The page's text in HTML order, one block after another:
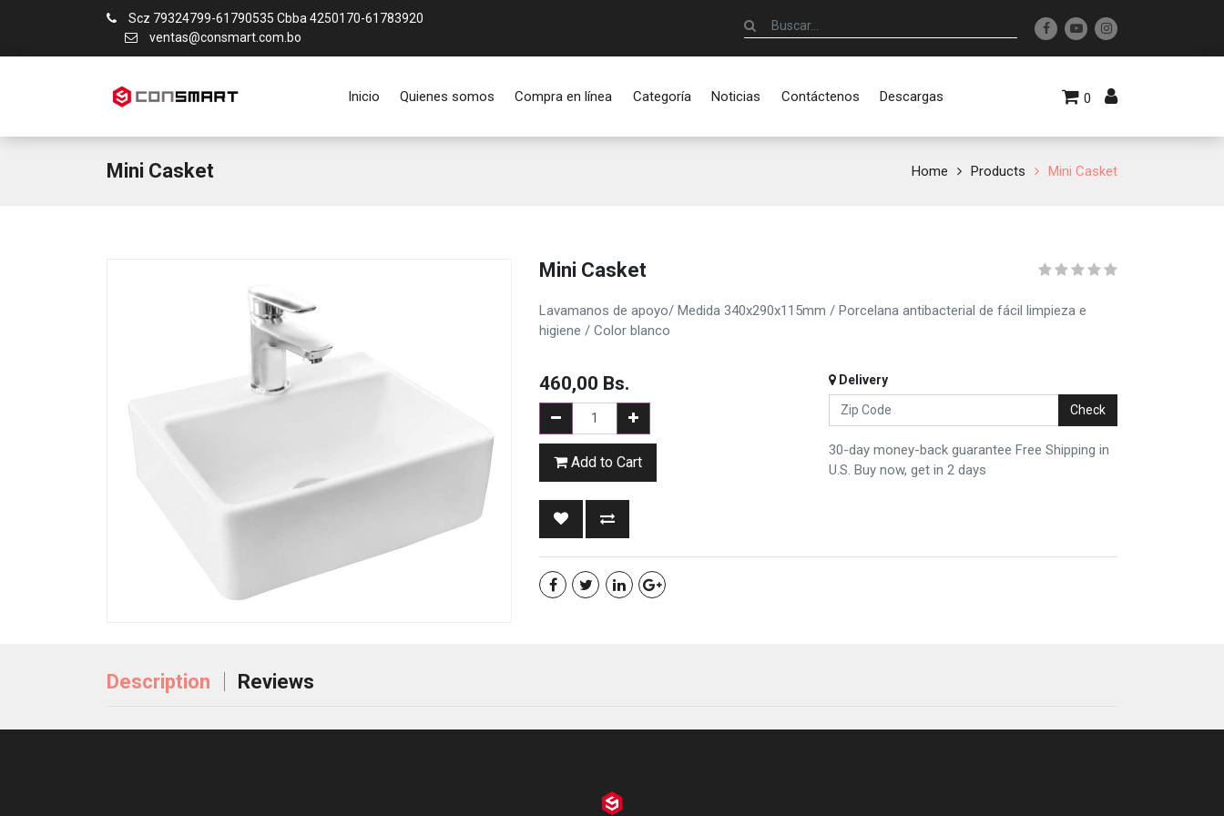
Scz 79324799-61790535 Cbba 4250170-61783920
ventas@consmart.com.bo
Inicio Quienes somos Compra en línea Categoría Noticias Contáctenos Descargas 0
Mini Casket Home Products Mini Casket
Mini Casket
Lavamanos de apoyo/ Medida 340x290x115mm / Porcelana antibacterial de fácil limpieza e
higiene / Color blanco
460,00 Bs.
Add to Cart
Delivery
Check
30-day money-back guarantee Free Shipping in
U.S. Buy now, get in 2 days
Description Reviews